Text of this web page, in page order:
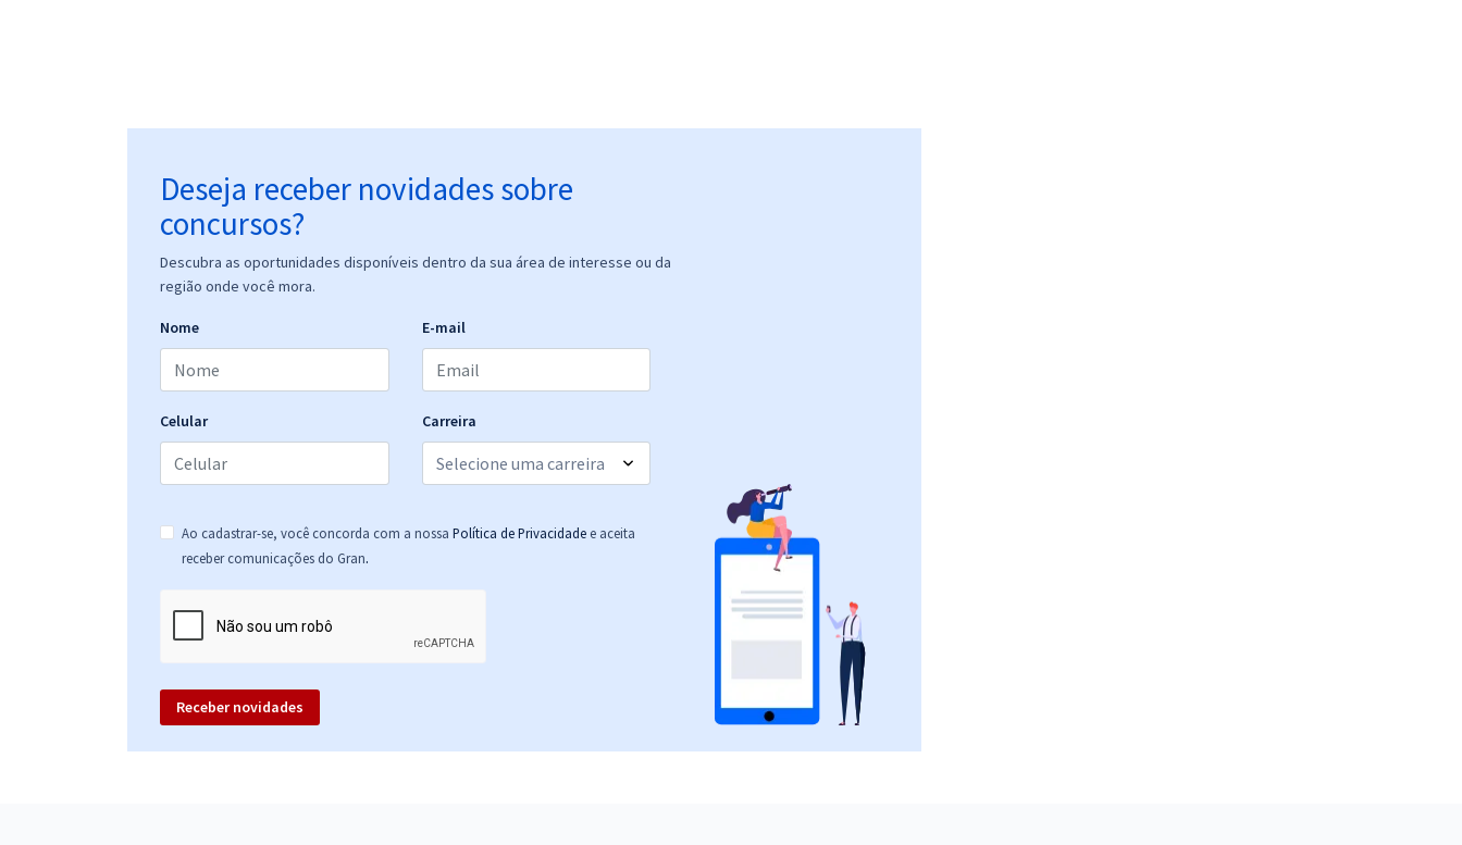
Deseja receber novidades sobre
concursos?
Descubra as oportunidades disponíveis dentro da sua área de interesse ou da
região onde você mora.
Nome E-mail
Celular Carreira
Ao cadastrar-se, você concorda com a nossa Política de Privacidade e aceita
receber comunicações do Gran.
Receber novidades